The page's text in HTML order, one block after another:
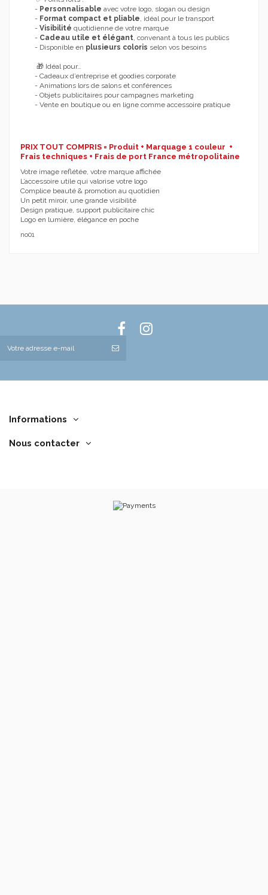
- Personnalisable avec votre logo, slogan ou design
- Format compact et pliable , idéal pour le transport
- Visibilité quotidienne de votre marque
- Cadeau utile et élégant , convenant à tous les publics
- Disponible en plusieurs coloris selon vos besoins
🎁 Idéal pour…
- Cadeaux d’entreprise et goodies corporate
- Animations lors de salons et conférences
- Objets publicitaires pour campagnes marketing
- Vente en boutique ou en ligne comme accessoire pratique
PRIX TOUT COMPRIS = Produit + Marquage 1 couleur +
Frais techniques + Frais de port France métropolitaine
Votre image reflétée, votre marque affichée
L’accessoire utile qui valorise votre logo
Complice beauté & promotion au quotidien
Un petit miroir, une grande visibilité
Design pratique, support publicitaire chic
Logo en lumière, élégance en poche
no01
Informations
Nous contacter